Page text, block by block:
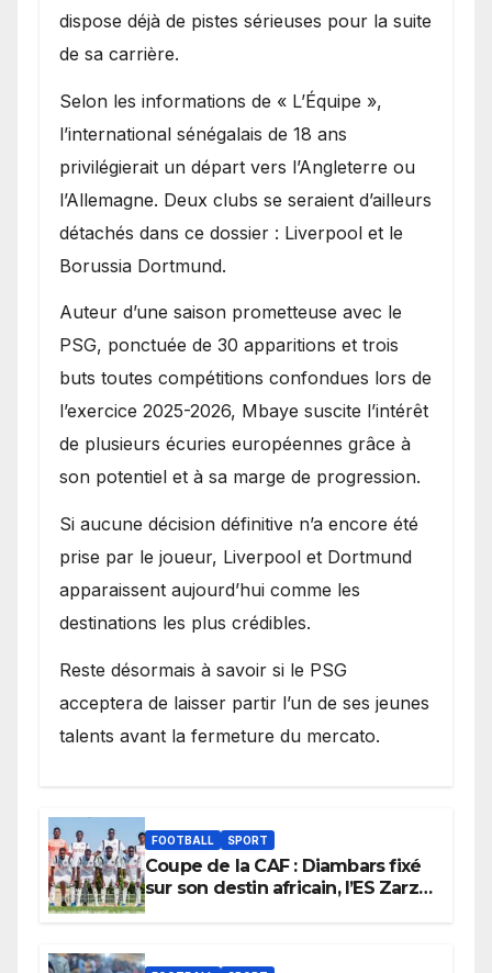
dispose déjà de pistes sérieuses pour la suite
de sa carrière.
Selon les informations de « L’Équipe »,
l’international sénégalais de 18 ans
privilégierait un départ vers l’Angleterre ou
l’Allemagne. Deux clubs se seraient d’ailleurs
détachés dans ce dossier : Liverpool et le
Borussia Dortmund.
Auteur d’une saison prometteuse avec le
PSG, ponctuée de 30 apparitions et trois
buts toutes compétitions confondues lors de
l’exercice 2025-2026, Mbaye suscite l’intérêt
de plusieurs écuries européennes grâce à
son potentiel et à sa marge de progression.
Si aucune décision définitive n’a encore été
prise par le joueur, Liverpool et Dortmund
apparaissent aujourd’hui comme les
destinations les plus crédibles.
Reste désormais à savoir si le PSG
acceptera de laisser partir l’un de ses jeunes
talents avant la fermeture du mercato.
FOOTBALL SPORT
Coupe de la CAF : Diambars fixé
sur son destin africain, l’ES Zarzis